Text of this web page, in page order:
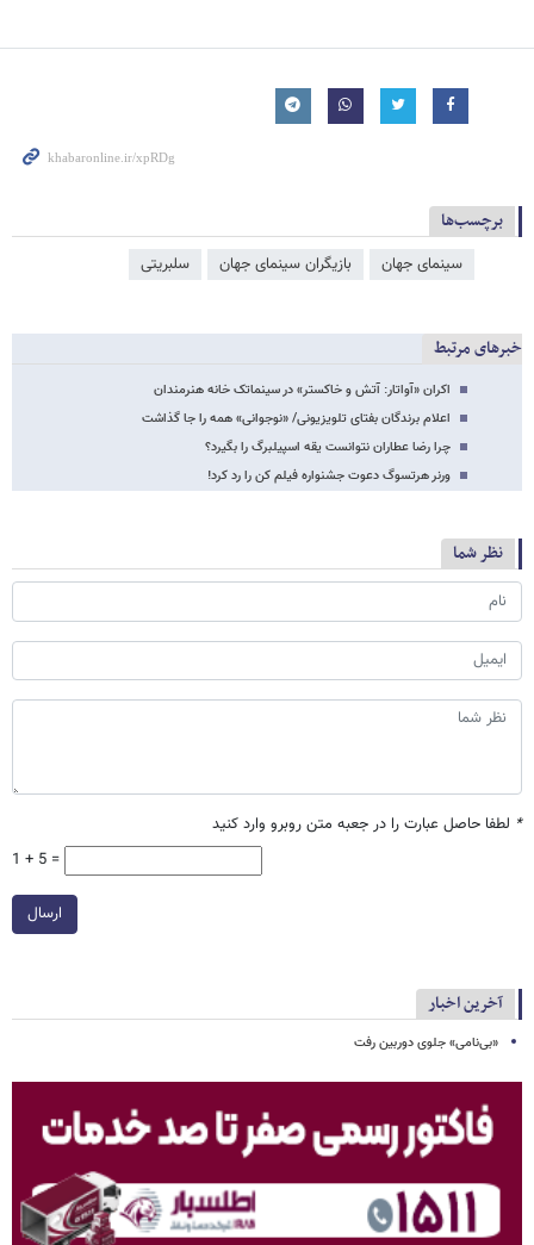
برچسب‌ها
سینمای جهان بازیگران سینمای جهان سلبریتی
خبرهای مرتبط
اکران «آواتار: آتش و خاکستر» در سینماتک خانه هنرمندان
اعلام برندگان بفتای تلویزیونی/ «نوجوانی» همه را جا گذاشت
چرا رضا عطاران نتوانست یقه اسپیلبرگ را بگیرد؟
ورنر هرتسوگ دعوت جشنواره فیلم کن را رد کرد!
نظر شما
* لطفا حاصل عبارت را در جعبه متن روبرو وارد کنید
1 + 5 =
ارسال
آخرین اخبار
«بی‌نامی» جلوی دوربین رفت